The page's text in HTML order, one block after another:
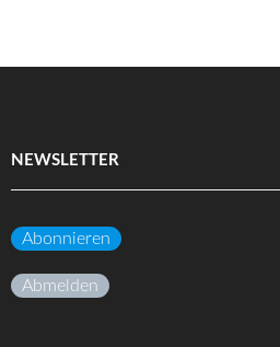
NEWSLETTER
Abonnieren
Abmelden